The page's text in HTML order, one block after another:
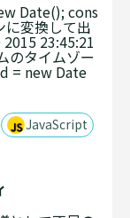
Date(); cons
変換して出
23:45:21
のタイムゾー
= new Date
JavaScript